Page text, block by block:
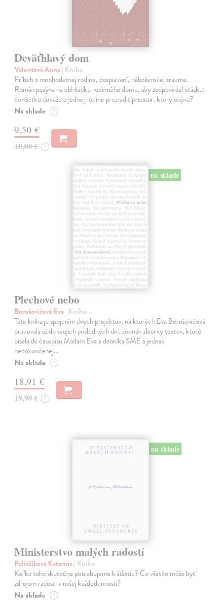
Deväťhlavý dom
Valentová Anna| Kniha
Príbeh o mnohodetnej rodine, dospievaní, náboženskej traume.
Román pozýva na obhliadku rodinného domu, aby zodpovedal otázku:
čo všetko dokáže o jednej rodine prezradiť priestor, ktorý obýva?
Na sklade ?
9,50 €
10,00 € ?
na sklade
Plechové nebo
Borušovičová Eva| Kniha
Táto kniha je spojením dvoch projektov, na ktorých Eva Borušovičová
pracovala až do svojich posledných dní. Jednak zbierky textov, ktoré
písala do časopisu Madam Eva a denníka SME a jednak
nedokončenej…
Na sklade ?
18,91 €
19,90 € ?
na sklade
Ministerstvo malých radostí
Poliačiková Katarína| Kniha
Koľko toho skutočne potrebujeme k šťastiu? Čo všetko môže byť
zdrojom radosti v našej každodennosti?
Na sklade ?